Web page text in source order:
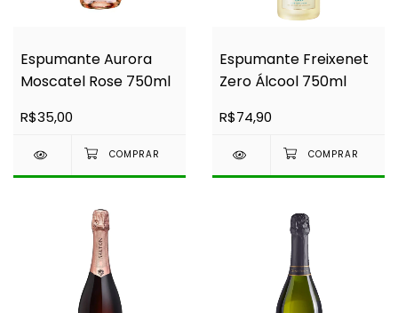
Espumante Aurora
Moscatel Rose 750ml
R$35,00
Espumante Freixenet
Zero Álcool 750ml
R$74,90